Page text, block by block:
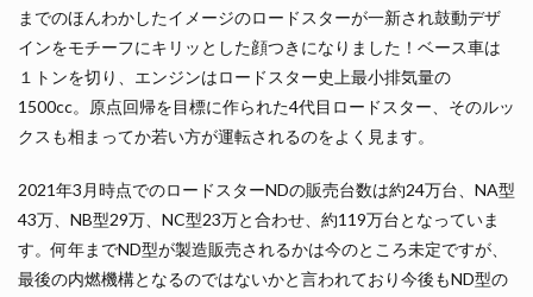
までのほんわかしたイメージのロードスターが一新され鼓動デザ
インをモチーフにキリッとした顔つきになりました！ベース車は
１トンを切り、エンジンはロードスター史上最小排気量の
1500cc。原点回帰を目標に作られた4代目ロードスター、そのルッ
クスも相まってか若い方が運転されるのをよく見ます。
2021年3月時点でのロードスターNDの販売台数は約24万台、NA型
43万、NB型29万、NC型23万と合わせ、約119万台となっていま
す。何年までND型が製造販売されるかは今のところ未定ですが、
最後の内燃機構となるのではないかと言われており今後もND型の